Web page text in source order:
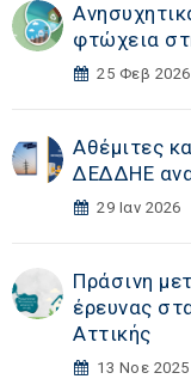
φτώχεια
25 Φεβ 2026
Αθέμιτες
ΔΕΔΔΗΕ
29 Ιαν 2026
Πράσινη
έρευνας
Αττικής
13 Νοε 2025